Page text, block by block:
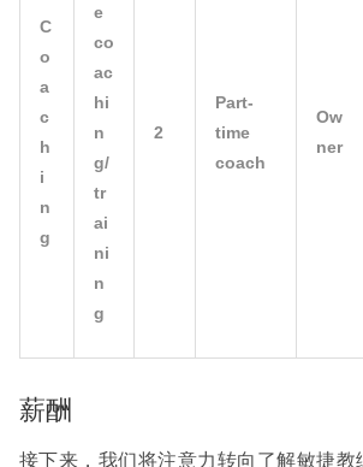
C
o
a
c
h
i
n
g
e
co
ac
hi
n
g/
tr
ai
ni
n
g
2
Part-
time
coach
Ow
ner
薪酬
接下来，我们将注意力转向了解敏捷教